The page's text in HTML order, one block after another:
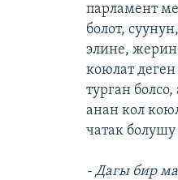
парламент
болот,
элине,
коюлат
турган
анан кол
чатак
- Дагы бир